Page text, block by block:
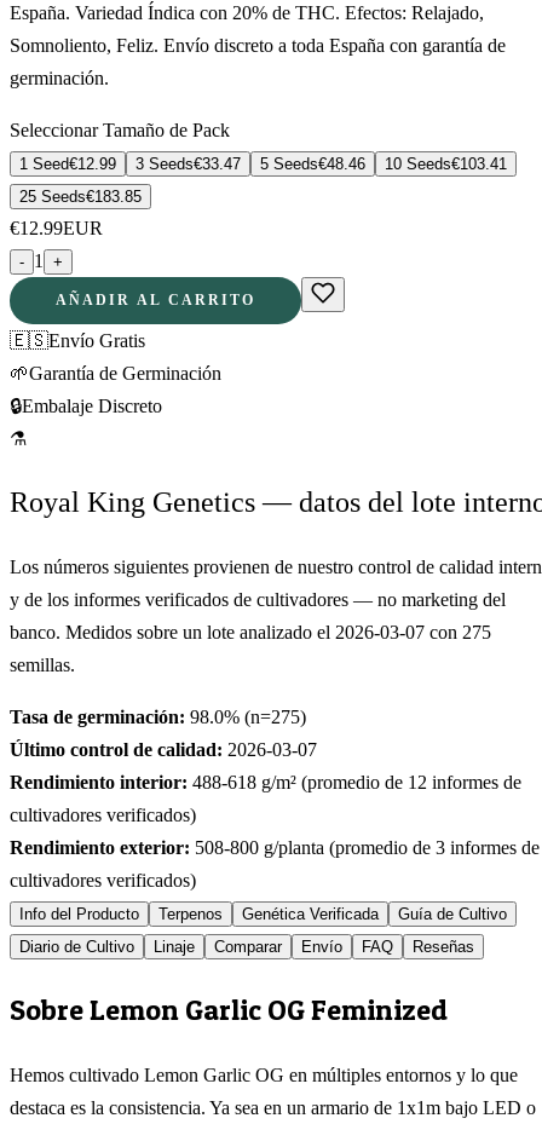
España. Variedad Índica con 20% de THC. Efectos: Relajado,
Somnoliento, Feliz. Envío discreto a toda España con garantía de
germinación.
Seleccionar Tamaño de Pack
1 Seed€12.99 3 Seeds€33.47 5 Seeds€48.46 10 Seeds€103.41
25 Seeds€183.85
€12.99EUR
- 1 +
AÑADIR AL CARRITO
🇪🇸Envío Gratis
🌱Garantía de Germinación
🔒Embalaje Discreto
⚗
Royal King Genetics — datos del lote
Los números siguientes provienen de nuestro control de calidad
y de los informes verificados de cultivadores — no marketing del
banco. Medidos sobre un lote analizado el 2026-03-07 con 275
semillas.
Tasa de germinación: 98.0% (n=275)
Último control de calidad: 2026-03-07
Rendimiento interior: 488-618 g/m² (promedio de 12 informes de
cultivadores verificados)
Rendimiento exterior: 508-800 g/planta (promedio de 3 informes de
cultivadores verificados)
Info del Producto Terpenos Genética Verificada
Guía de Cultivo
Diario de Cultivo
Linaje Comparar Envío FAQ Reseñas
Sobre Lemon Garlic OG Feminized
Hemos cultivado Lemon Garlic OG en múltiples entornos y lo que
destaca es la consistencia. Ya sea en un armario de 1x1m bajo LED o